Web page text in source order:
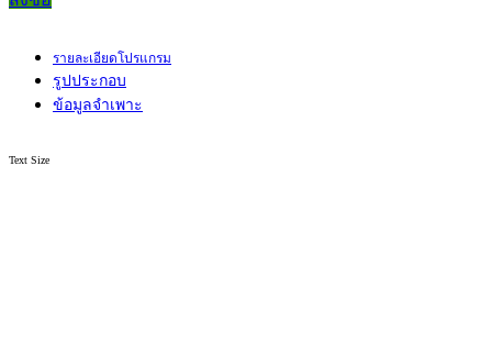
รายละเอียดโปรแกรม
รูปประกอบ
ข้อมูลจำเพาะ
Text Size